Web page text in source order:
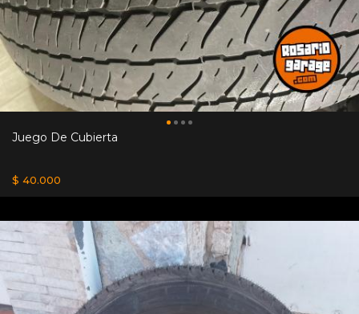
Juego De Cubierta
$ 40.000